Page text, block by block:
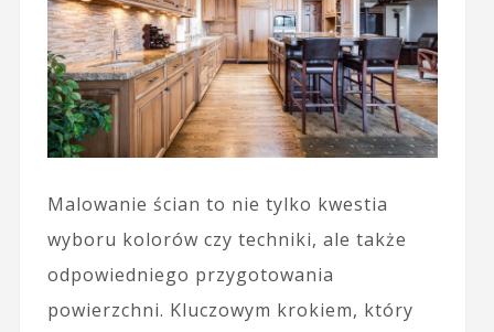
Malowanie ścian to nie tylko kwestia
wyboru kolorów czy techniki, ale także
odpowiedniego przygotowania
powierzchni. Kluczowym krokiem, który